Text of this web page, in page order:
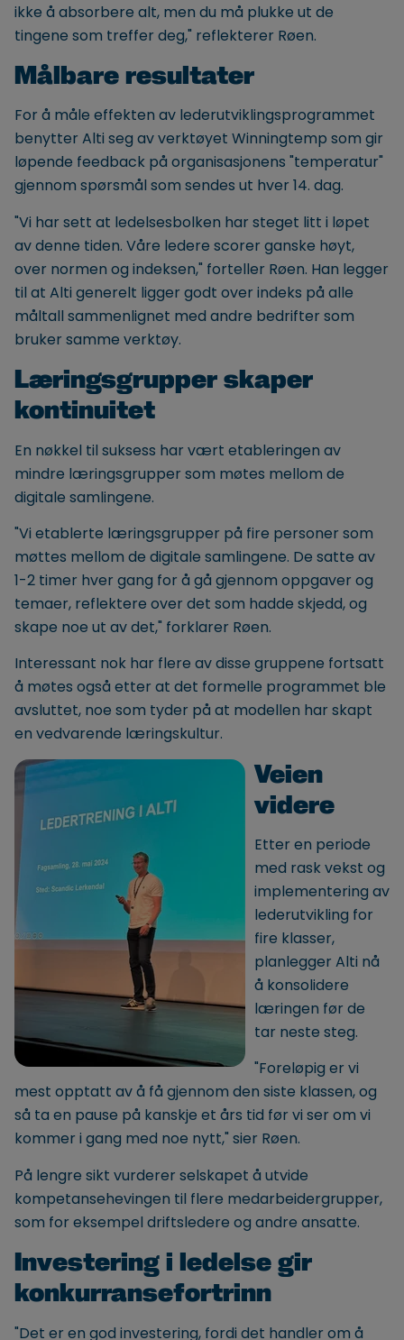
ikke å absorbere alt, men du må plukke ut de
tingene som treffer deg," reflekterer Røen.
Målbare resultater
For å måle effekten av lederutviklingsprogrammet
benytter Alti seg av verktøyet Winningtemp som gir
løpende feedback på organisasjonens "temperatur"
gjennom spørsmål som sendes ut hver 14. dag.
"Vi har sett at ledelsesbolken har steget litt i løpet
av denne tiden. Våre ledere scorer ganske høyt,
over normen og indeksen," forteller Røen. Han legger
til at Alti generelt ligger godt over indeks på alle
måltall sammenlignet med andre bedrifter som
bruker samme verktøy.
Læringsgrupper skaper
kontinuitet
En nøkkel til suksess har vært etableringen av
mindre læringsgrupper som møtes mellom de
digitale samlingene.
"Vi etablerte læringsgrupper på fire personer som
møttes mellom de digitale samlingene. De satte av
1-2 timer hver gang for å gå gjennom oppgaver og
temaer, reflektere over det som hadde skjedd, og
skape noe ut av det," forklarer Røen.
Interessant nok har flere av disse gruppene fortsatt
å møtes også etter at det formelle programmet ble
avsluttet, noe som tyder på at modellen har skapt
en vedvarende læringskultur.
Veien
videre
Etter en periode
med rask vekst og
implementering av
lederutvikling for
fire klasser,
planlegger Alti nå
å konsolidere
læringen før de
tar neste steg.
"Foreløpig er vi
mest opptatt av å få gjennom den siste klassen, og
så ta en pause på kanskje et års tid før vi ser om vi
kommer i gang med noe nytt," sier Røen.
På lengre sikt vurderer selskapet å utvide
kompetansehevingen til flere medarbeidergrupper,
som for eksempel driftsledere og andre ansatte.
Investering i ledelse gir
konkurransefortrinn
"Det er en god investering, fordi det handler om å